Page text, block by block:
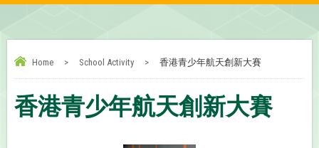
Home > School Activity > 香港青少年航天創新大賽
香港青少年航天創新大賽